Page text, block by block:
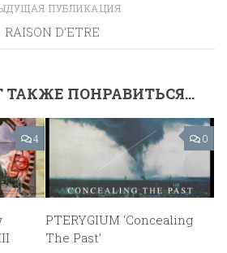
ПУБЛИКАЦИЯ
RAISON D’ETRE
ПОНРАВИТЬСЯ...
4 0
PTERYGIUM ‘Concealing
The Past’